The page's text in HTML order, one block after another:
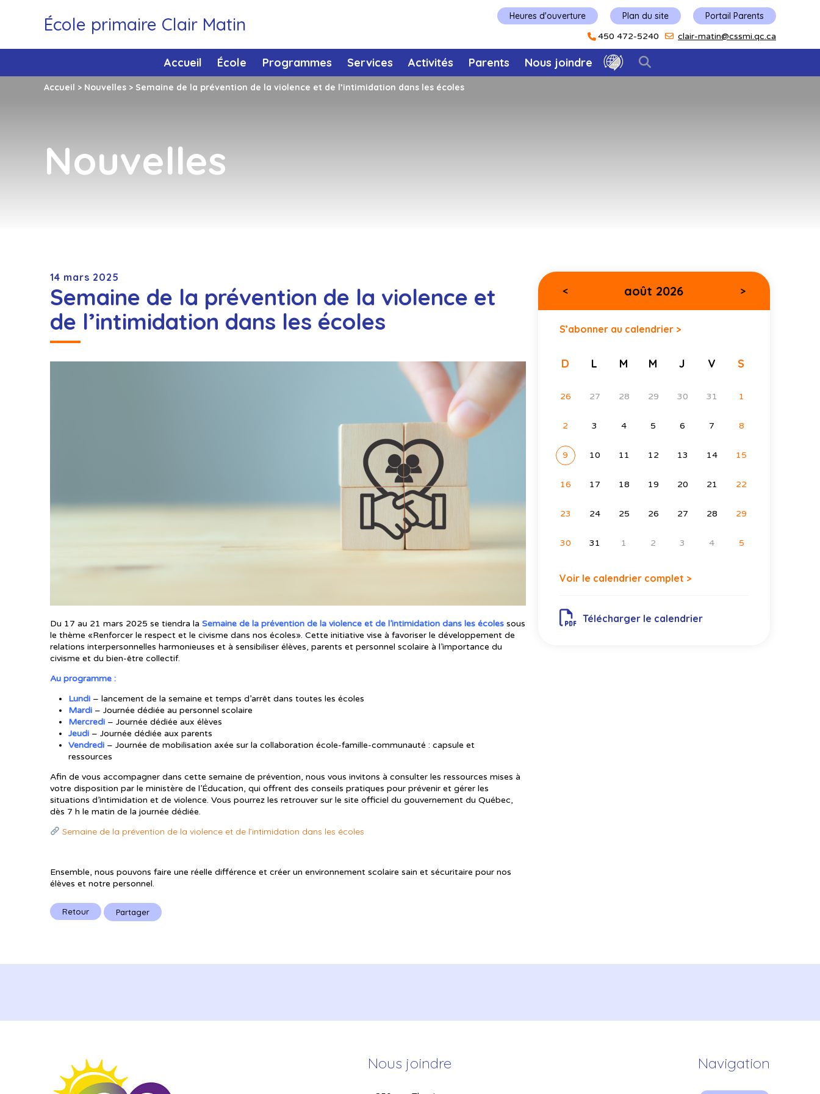
École primaire Clair Matin Plan du site Portail Parents
Heures d'ouverture
450 472-5240 clair-matin@cssmi.qc.ca
Accueil École Programmes Services Activités Parents Nous joindre
Accueil > Nouvelles > Semaine de la prévention de la violence et de l’intimidation dans les écoles
Nouvelles
14 mars 2025
Semaine de la prévention de la violence et
de l’intimidation dans les écoles
Du 17 au 21 mars 2025 se tiendra la Semaine de la prévention de la violence et de l’intimidation dans les écoles sous
le thème «Renforcer le respect et le civisme dans nos écoles». Cette initiative vise à favoriser le développement de
relations interpersonnelles harmonieuses et à sensibiliser élèves, parents et personnel scolaire à l’importance du
civisme et du bien-être collectif.
Au programme :
Lundi – lancement de la semaine et temps d’arrêt dans toutes les écoles
Mardi – Journée dédiée au personnel scolaire
Mercredi – Journée dédiée aux élèves
Jeudi – Journée dédiée aux parents
Vendredi – Journée de mobilisation axée sur la collaboration école-famille-communauté : capsule et
ressources
Afin de vous accompagner dans cette semaine de prévention, nous vous invitons à consulter les ressources mises à
votre disposition par le ministère de l’Éducation, qui offrent des conseils pratiques pour prévenir et gérer les
situations d’intimidation et de violence. Vous pourrez les retrouver sur le site officiel du gouvernement du Québec,
dès 7 h le matin de la journée dédiée.
Semaine de la prévention de la violence et de l’intimidation dans les écoles
Ensemble, nous pouvons faire une réelle différence et créer un environnement scolaire sain et sécuritaire pour nos
élèves et notre personnel.
Retour Partager
< août 2026 >
S’abonner au calendrier >
D L M M J V S
26 27 28 29 30 31 1
2 3 4 5 6 7 8
9 10 11 12 13 14 15
16 17 18 19 20 21 22
23 24 25 26 27 28 29
30 31 1 2 3 4 5
Voir le calendrier complet >
Télécharger le calendrier
Nous joindre Navigation